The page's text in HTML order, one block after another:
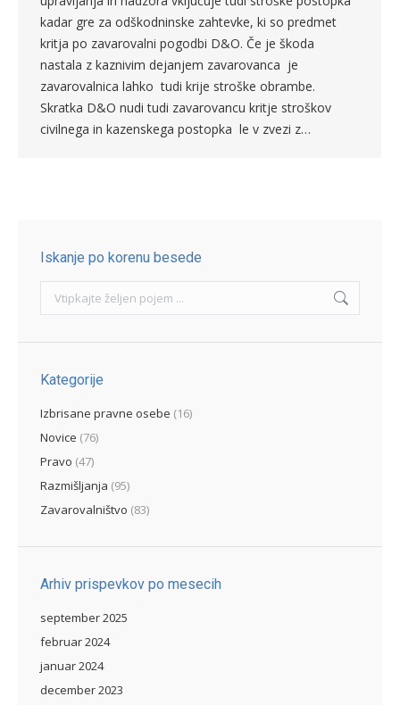
kadar gre za odškodninske zahtevke, ki so predmet
kritja po zavarovalni pogodbi D&O. Če je škoda
nastala z kaznivim dejanjem zavarovanca je
zavarovalnica lahko tudi krije stroške obrambe.
Skratka D&O nudi tudi zavarovancu kritje stroškov
civilnega in kazenskega postopka le v zvezi z…
Iskanje po korenu besede
Search:
Kategorije
Izbrisane pravne osebe (16)
Novice (76)
Pravo (47)
Razmišljanja (95)
Zavarovalništvo (83)
Arhiv prispevkov po mesecih
september 2025
februar 2024
januar 2024
december 2023